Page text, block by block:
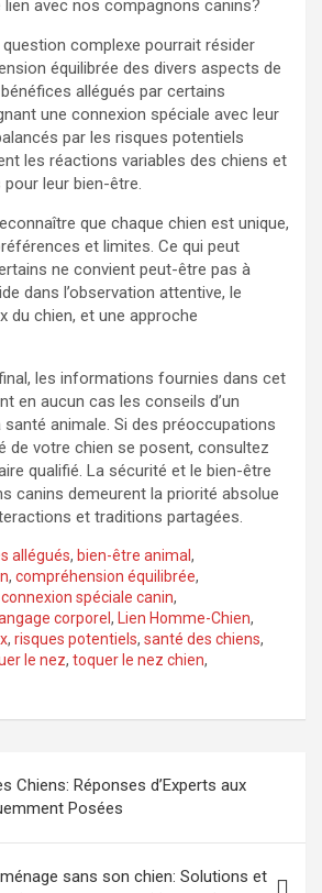
avec nos compagnons canins?
complexe pourrait résider
équilibrée des divers aspects de
allégués par certains
une connexion spéciale avec leur
par les risques potentiels
les réactions variables des chiens et
leur bien-être.
que chaque chien est unique,
et limites. Ce qui peut
ne convient peut-être pas à
dans l’observation attentive, le
du chien, et une approche
les informations fournies dans cet
en aucun cas les conseils d’un
animale. Si des préoccupations
de votre chien se posent, consultez
qualifié. La sécurité et le bien-être
canins demeurent la priorité absolue
et traditions partagées.
allégués, bien-être animal ,
, compréhension équilibrée,
connexion spéciale canin,
corporel , Lien Homme-Chien,
, risques potentiels, santé des chiens,
le nez, toquer le nez chien,
Chiens: Réponses d’Experts aux
Posées
sans son chien: Solutions et